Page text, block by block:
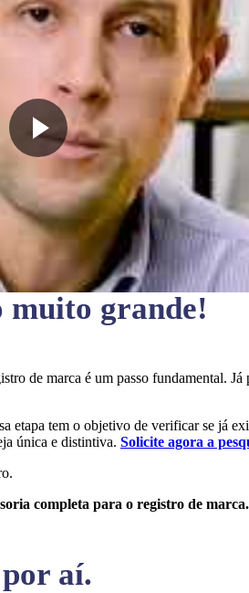
muito grande!
de marca é um passo fundamental.
etapa tem o objetivo de verificar se já
única e distintiva. Solicite agora a
completa para o registro de marca.
aí.